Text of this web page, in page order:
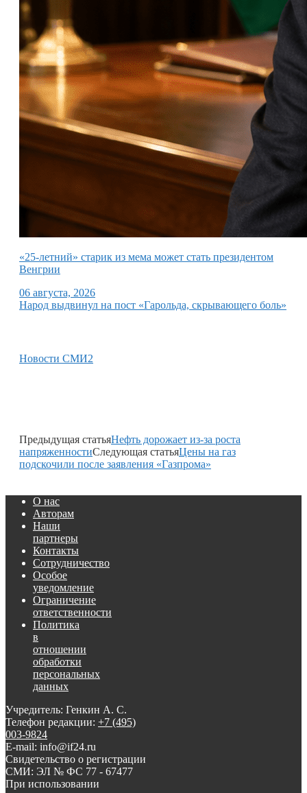
«25-летний» старик из мема может стать президентом
Венгрии
06 августа, 2026
Народ выдвинул на пост «Гарольда, скрывающего боль»
Новости СМИ2
Предыдущая статьяНефть дорожает из-за роста
напряженностиСледующая статьяЦены на газ
подскочили после заявления «Газпрома»
О нас
Авторам
Наши
партнеры
Контакты
Сотрудничество
Особое
уведомление
Ограничение
ответственности
Политика
в
отношении
обработки
персональных
данных
Учредитель: Генкин А. С.
Телефон редакции: +7 (495)
003-9824
E-mail: info@if24.ru
Свидетельство о регистрации
СМИ: ЭЛ № ФС 77 - 67477
При использовании